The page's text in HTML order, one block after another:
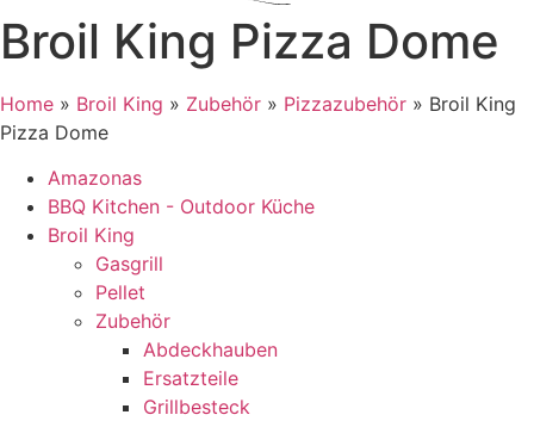
Broil King Pizza Dome
Home » Broil King » Zubehör » Pizzazubehör » Broil King
Pizza Dome
Amazonas
BBQ Kitchen - Outdoor Küche
Broil King
Gasgrill
Pellet
Zubehör
Abdeckhauben
Ersatzteile
Grillbesteck